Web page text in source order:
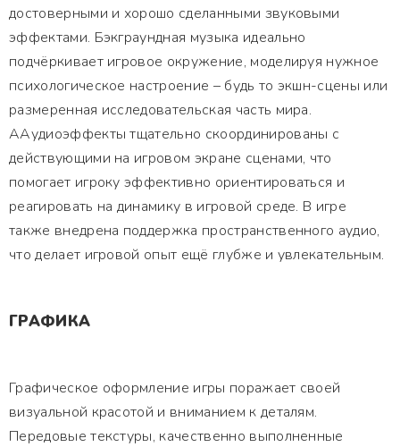
достоверными и хорошо сделанными звуковыми
эффектами. Бэкграундная музыка идеально
подчёркивает игровое окружение, моделируя нужное
психологическое настроение – будь то экшн-сцены или
размеренная исследовательская часть мира.
ААудиоэффекты тщательно скоординированы с
действующими на игровом экране сценами, что
помогает игроку эффективно ориентироваться и
реагировать на динамику в игровой среде. В игре
также внедрена поддержка пространственного аудио,
что делает игровой опыт ещё глубже и увлекательным.
ГРАФИКА
Графическое оформление игры поражает своей
визуальной красотой и вниманием к деталям.
Передовые текстуры, качественно выполненные